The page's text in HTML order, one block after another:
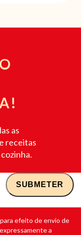
as
receitas
efeito de envio de
a